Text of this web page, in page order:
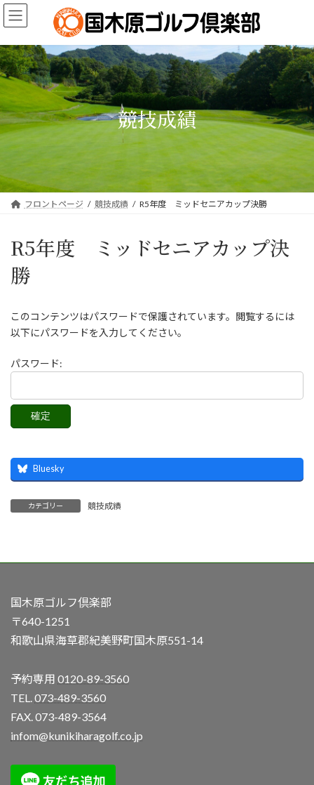
コ
ン
ン
ツ
へ
キ
ッ
プ
ナ
ビ
ー
シ
ョ
に
移
動
競技成績
フロントページ 競技成績 R5年度 ミッドセニアカップ決勝
R5年度 ミッドセニアカップ決
勝
このコンテンツはパスワードで保護されています。閲覧するには
以下にパスワードを入力してください。
パスワード:
Bluesky
カテゴリー 競技成績
国木原ゴルフ倶楽部
〒640-1251
和歌山県海草郡紀美野町国木原551-14
予約専用 0120-89-3560
TEL.073-489-3560
FAX. 073-489-3564
infom@kunikiharagolf.co.jp